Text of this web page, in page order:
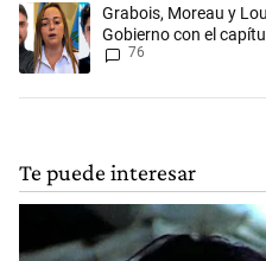
Un artículo de tendencia con el
Grabois, Moreau y
Gobierno con el
76